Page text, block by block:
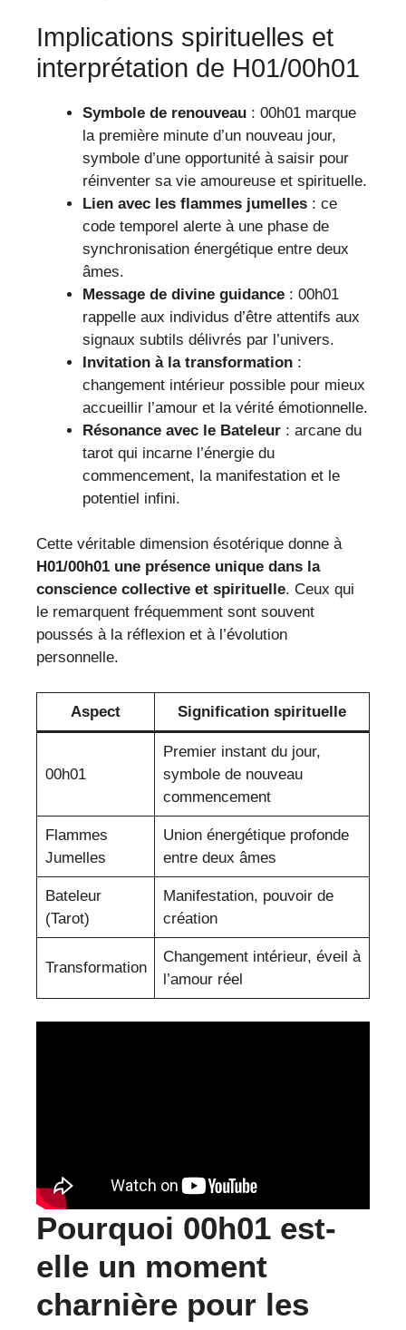
Implications spirituelles et
interprétation de H01/00h01
Symbole de renouveau : 00h01 marque
la première minute d’un nouveau jour,
symbole d’une opportunité à saisir pour
réinventer sa vie amoureuse et spirituelle.
Lien avec les flammes jumelles : ce
code temporel alerte à une phase de
synchronisation énergétique entre deux
âmes.
Message de divine guidance : 00h01
rappelle aux individus d’être attentifs aux
signaux subtils délivrés par l’univers.
Invitation à la transformation :
changement intérieur possible pour mieux
accueillir l’amour et la vérité émotionnelle.
Résonance avec le Bateleur : arcane du
tarot qui incarne l’énergie du
commencement, la manifestation et le
potentiel infini.
Cette véritable dimension ésotérique donne à
H01/00h01 une présence unique dans la
conscience collective et spirituelle. Ceux qui
le remarquent fréquemment sont souvent
poussés à la réflexion et à l’évolution
personnelle.
Aspect Signification spirituelle
00h01
Premier instant du jour,
symbole de nouveau
commencement
Flammes
Jumelles
Union énergétique profonde
entre deux âmes
Bateleur
(Tarot)
Manifestation, pouvoir de
création
Transformation
Changement intérieur, éveil à
l’amour réel
Pourquoi 00h01 est-
elle un moment
charnière pour les